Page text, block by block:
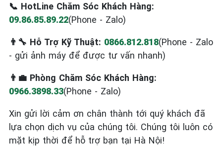
📞 HotLine Chăm Sóc Khách Hàng:
09.86.85.89.22(Phone - Zalo)
👨‍🔧 Hỗ Trợ Kỹ Thuật: 0866.812.818(Phone - Zalo
- gửi ảnh máy để được tư vấn nhanh)
👨‍💼 Phòng Chăm Sóc Khách Hàng:
0966.3898.33(Phone - Zalo)
Xin gửi lời cảm ơn chân thành tới quý khách đã
lựa chọn dịch vụ của chúng tôi. Chúng tôi luôn có
mặt kịp thời để hỗ trợ bạn tại Hà Nội!